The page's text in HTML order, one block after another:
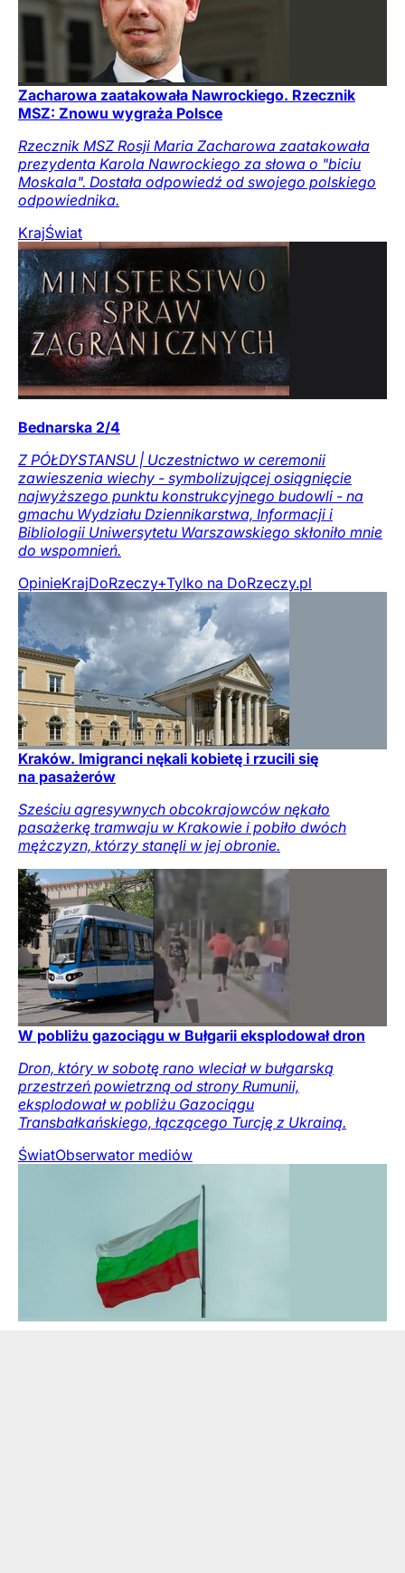
Zacharowa zaatakowała Nawrockiego. Rzecznik
MSZ: Znowu wygraża Polsce
Rzecznik MSZ Rosji Maria Zacharowa zaatakowała
prezydenta Karola Nawrockiego za słowa o "biciu
Moskala". Dostała odpowiedź od swojego polskiego
odpowiednika.
KrajŚwiat
Bednarska 2/4
Z PÓŁDYSTANSU | Uczestnictwo w ceremonii
zawieszenia wiechy - symbolizującej osiągnięcie
najwyższego punktu konstrukcyjnego budowli - na
gmachu Wydziału Dziennikarstwa, Informacji i
Bibliologii Uniwersytetu Warszawskiego skłoniło mnie
do wspomnień.
OpinieKrajDoRzeczy+Tylko na DoRzeczy.pl
Kraków. Imigranci nękali kobietę i rzucili się
na pasażerów
Sześciu agresywnych obcokrajowców nękało
pasażerkę tramwaju w Krakowie i pobiło dwóch
mężczyzn, którzy stanęli w jej obronie.
W pobliżu gazociągu w Bułgarii eksplodował dron
Dron, który w sobotę rano wleciał w bułgarską
przestrzeń powietrzną od strony Rumunii,
eksplodował w pobliżu Gazociągu
Transbałkańskiego, łączącego Turcję z Ukrainą.
ŚwiatObserwator mediów